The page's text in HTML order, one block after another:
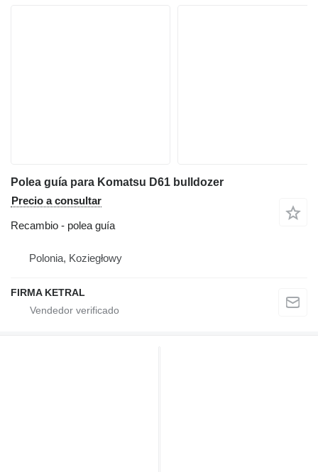
Polea guía para Komatsu D61 bulldozer
Precio a consultar
Recambio - polea guía
Polonia, Koziegłowy
FIRMA KETRAL